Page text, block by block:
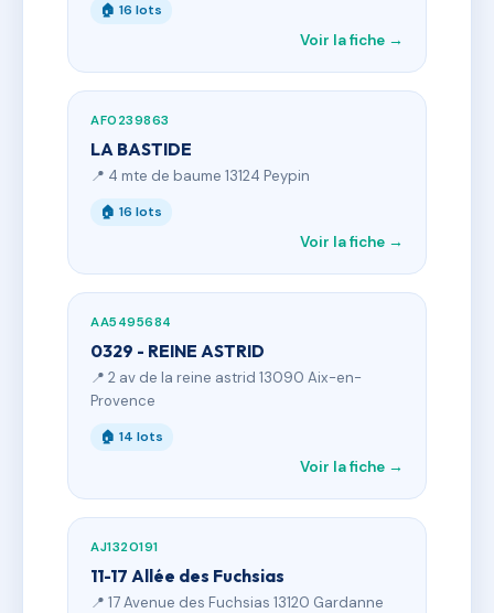
🏠 16 lots
Voir la fiche →
AF0239863
LA BASTIDE
📍 4 mte de baume 13124 Peypin
🏠 16 lots
Voir la fiche →
AA5495684
0329 - REINE ASTRID
📍 2 av de la reine astrid 13090 Aix-en-
Provence
🏠 14 lots
Voir la fiche →
AJ1320191
11-17 Allée des Fuchsias
📍 17 Avenue des Fuchsias 13120 Gardanne